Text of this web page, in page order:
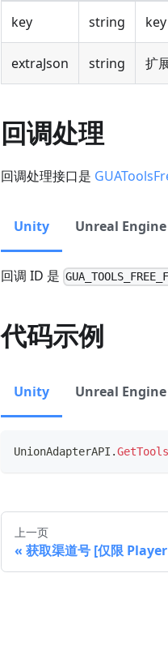
key string
extraJson string 扩
回调处理
回调处理接口是
Unity Unreal Engine
回调 ID 是
代码示例
Unity Unreal Engine
UnionAdapterAPI .
上一页
获取渠道号 [仅限